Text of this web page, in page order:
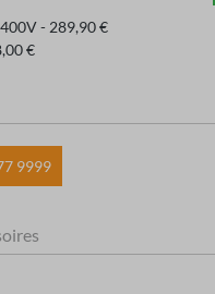
- 289,90 €
€
9999